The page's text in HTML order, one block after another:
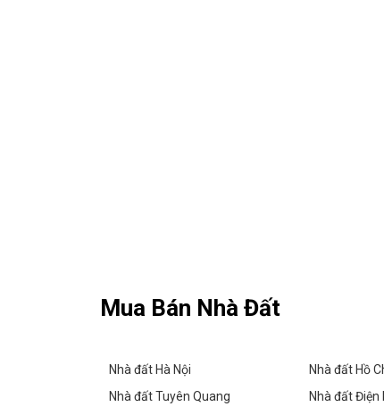
Mua Bán Nhà Đất
Nhà đất Hà Nội Nhà đất Hồ
Nhà đất Tuyên Quang
Nhà đất Điện